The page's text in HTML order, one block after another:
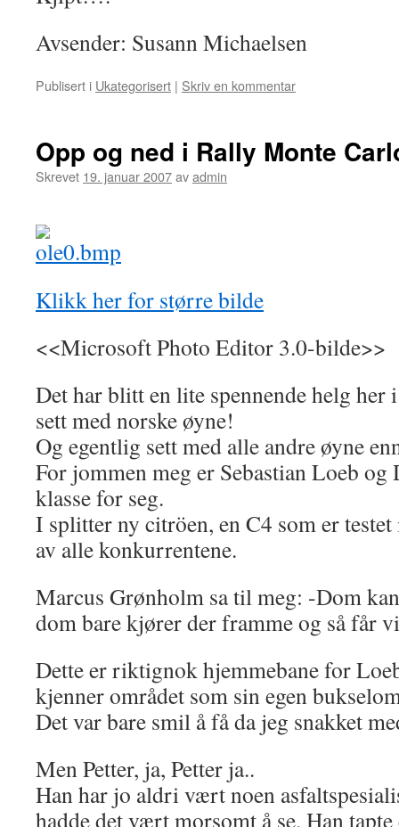
Avsender: Susann Michaelsen
Publisert i Ukategorisert | Skriv en kommentar
Opp og ned i Rally Monte
Skrevet 19. januar 2007avadmin
Klikk her for større bilde
<<Microsoft Photo Editor 3.0-bilde>>
Det har blitt en lite spennende helg
sett med norske øyne!
Og egentlig sett med alle andre øyne
For jommen meg er Sebastian Loeb og
klasse for seg.
I splitter ny citröen, en C4 som er
av alle konkurrentene.
Marcus Grønholm sa til meg: -Dom
dom bare kjører der framme og så får
Dette er riktignok hjemmebane for
kjenner området som sin egen
Det var bare smil å få da jeg snakket
Men Petter, ja, Petter ja..
Han har jo aldri vært noen
hadde det vært morsomt å se. Han